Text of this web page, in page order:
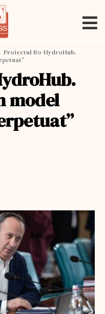
Proiectul Ro-HydroHub.
model